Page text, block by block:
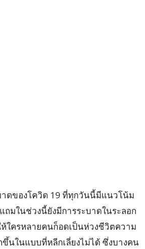
าดของโควิด 19 ที่ทุกวันนี้มีแนวโน้ม
ถมในช่วงนี้ยังมีการระบาดในระลอก
ใครหลายคนก็อดเป็นห่วงชีวิตความ
ขึ้นในแบบที่หลีกเลี่ยงไม่ได้ ซึ่งบางคน